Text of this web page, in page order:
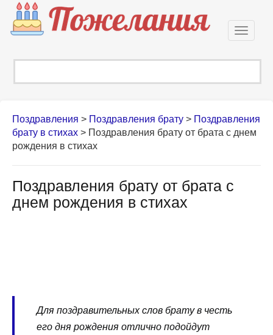
Поздравления > Поздравления брату > Поздравления
брату в стихах > Поздравления брату от брата с днем
рождения в стихах
Поздравления брату от брата с
днем рождения в стихах
Для поздравительных слов брату в честь
его дня рождения отлично подойдут